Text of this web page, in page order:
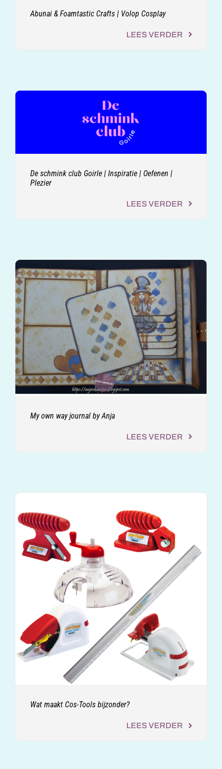
Abunai & Foamtastic Crafts | Volop Cosplay
LEES VERDER
De schmink club Goirle | Inspiratie | Oefenen |
Plezier
LEES VERDER
My own way journal by Anja
LEES VERDER
Wat maakt Cos-Tools bijzonder?
LEES VERDER